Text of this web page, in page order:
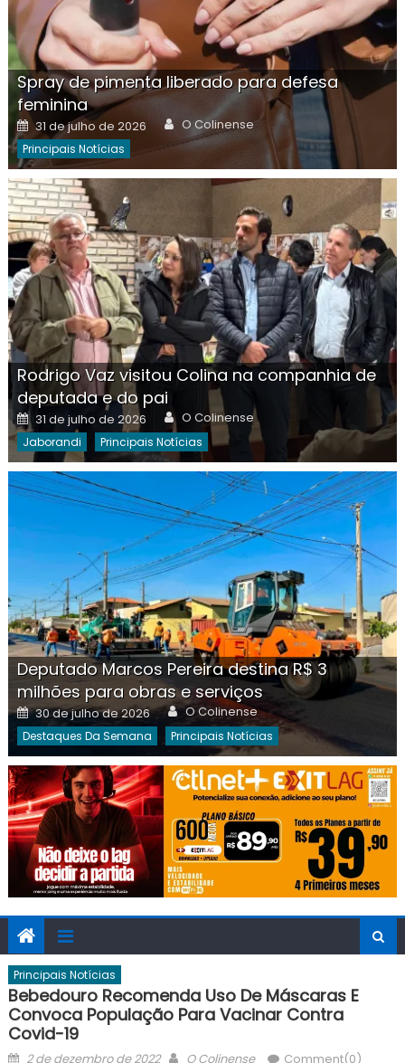
Spray de pimenta liberado para defesa
feminina
Posted
on
31 de julho de 2026 Author
O Colinense
Principais Notícias
Rodrigo Vaz visitou Colina na companhia de
deputada e do pai
Posted
on
31 de julho de 2026 Author
O Colinense
Jaborandi Principais Notícias
Deputado Marcos Pereira destina R$ 3
milhões para obras e serviços
Posted
on
30 de julho de 2026 Author
O Colinense
Destaques Da Semana Principais Notícias
Principais Notícias
Bebedouro Recomenda Uso De Máscaras E
Convoca População Para Vacinar Contra
Covid-19
Posted
2 de dezembro de 2022 Author
O Colinense Comment(0)